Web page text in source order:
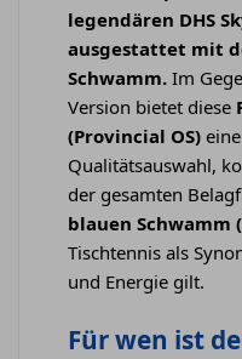
legendären DHS
ausgestattet mit
Schwamm. Im
Version bietet diese
(Provincial OS)
Qualitätsauswahl,
der gesamten
blauen Schwamm
Tischtennis als
und Energie gilt.
Für wen ist